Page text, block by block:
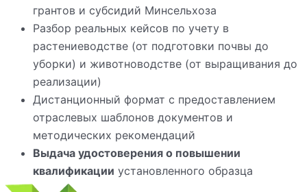
грантов и субсидий Минсельхоза
Разбор реальных кейсов по учету в
растениеводстве (от подготовки почвы до
уборки) и животноводстве (от выращивания до
реализации)
Дистанционный формат с предоставлением
отраслевых шаблонов документов и
методических рекомендаций
Выдача удостоверения о повышении
квалификации установленного образца